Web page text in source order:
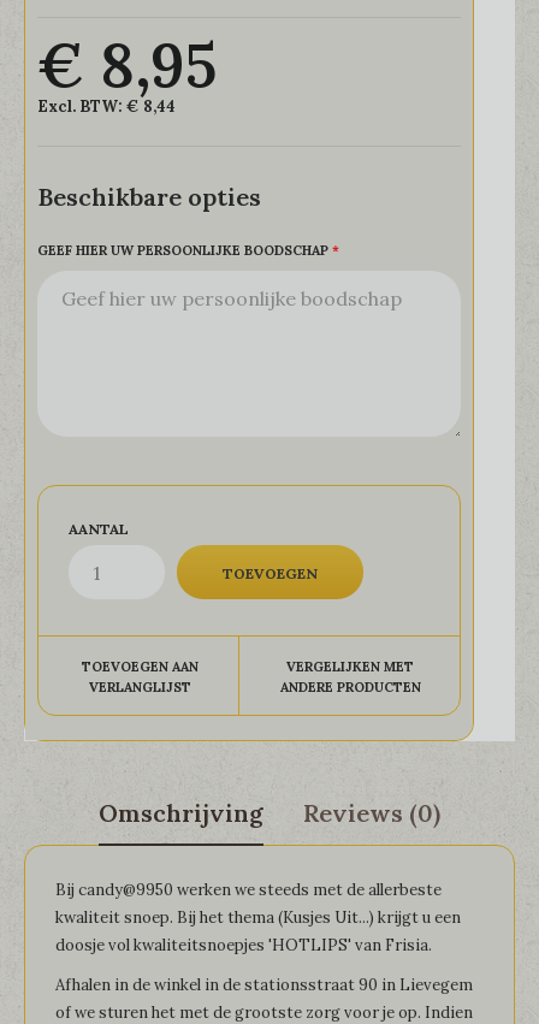
€ 8,95
Excl. BTW: € 8,44
Beschikbare opties
GEEF HIER UW PERSOONLIJKE BOODSCHAP
AANTAL
TOEVOEGEN AAN
VERLANGLIJST
VERGELIJKEN MET
ANDERE PRODUCTEN
Omschrijving Reviews (0)
Bij candy@9950 werken we steeds met de allerbeste
kwaliteit snoep. Bij het thema (Kusjes Uit...) krijgt u een
doosje vol kwaliteitsnoepjes 'HOTLIPS' van Frisia.
Afhalen in de winkel in de stationsstraat 90 in Lievegem
of we sturen het met de grootste zorg voor je op. Indien